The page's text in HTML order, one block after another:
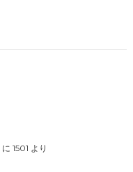
に 1501 より